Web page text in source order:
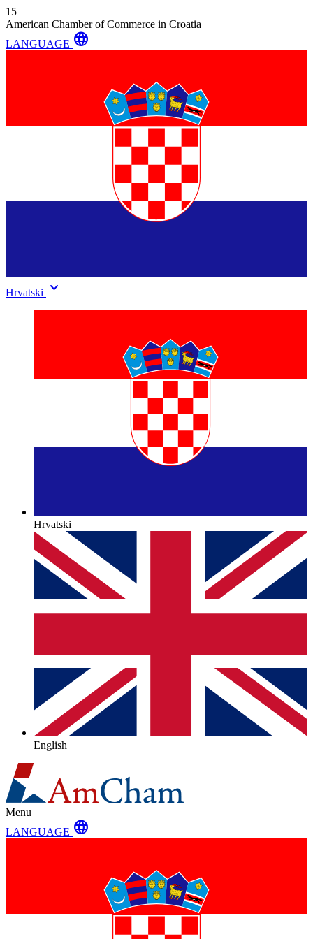
15
American Chamber of Commerce in Croatia
LANGUAGE language
Hrvatski keyboard_arrow_down
Hrvatski
English
Menu
LANGUAGE language